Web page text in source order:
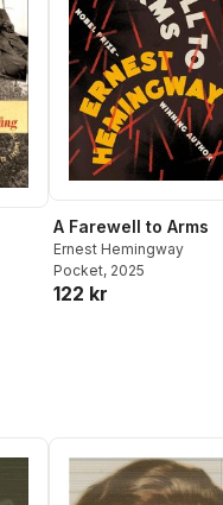
A Farewell to Arms
Ernest Hemingway
Pocket, 2025
122 kr